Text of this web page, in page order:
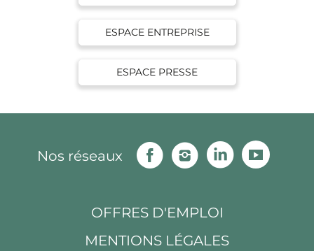
ESPACE ENTREPRISE
ESPACE PRESSE
Nos réseaux
FacebookInstagramLinkedin
OFFRES D'EMPLOI
MENTIONS LÉGALES